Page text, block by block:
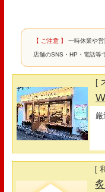
【 ご注意 】 一時休業や
店舗のSNS・HP・電話等
[
[